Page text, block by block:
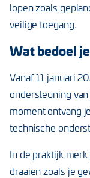
lopen zoals
veilige toegang.
Wat bedoel
Vanaf 11 januari
ondersteuning
moment ontvang
technische
In de praktijk
draaien zoals je